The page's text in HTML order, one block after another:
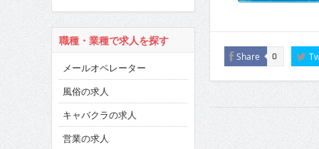
Share 0
職種・業種で求人を探す
メールオペレーター
風俗の求人
キャバクラの求人
営業の求人